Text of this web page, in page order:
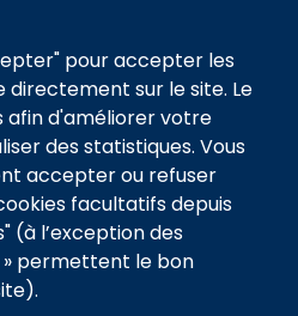
pour accepter les
directement sur le site. Le
afin d'améliorer votre
des statistiques. Vous
accepter ou refuser
facultatifs depuis
(à l’exception des
» permettent le bon